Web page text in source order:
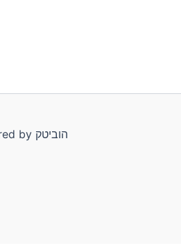
Copyright © 2026 הוביטק | Powered by הוביטק